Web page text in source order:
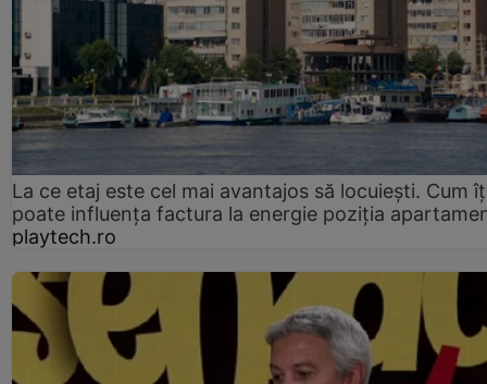
La ce etaj este cel mai avantajos să locuiești. Cum
poate influența factura la energie poziția
playtech.ro